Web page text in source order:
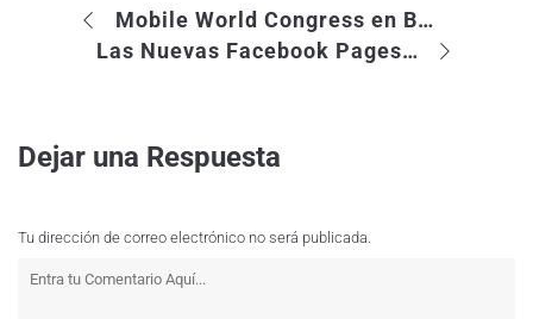
Mobile World Congress en Barcelona, del 14 al 17 de febrero
Las Nuevas Facebook Pages: Pros y Contras
Dejar una Respuesta
Tu dirección de correo electrónico no será publicada.